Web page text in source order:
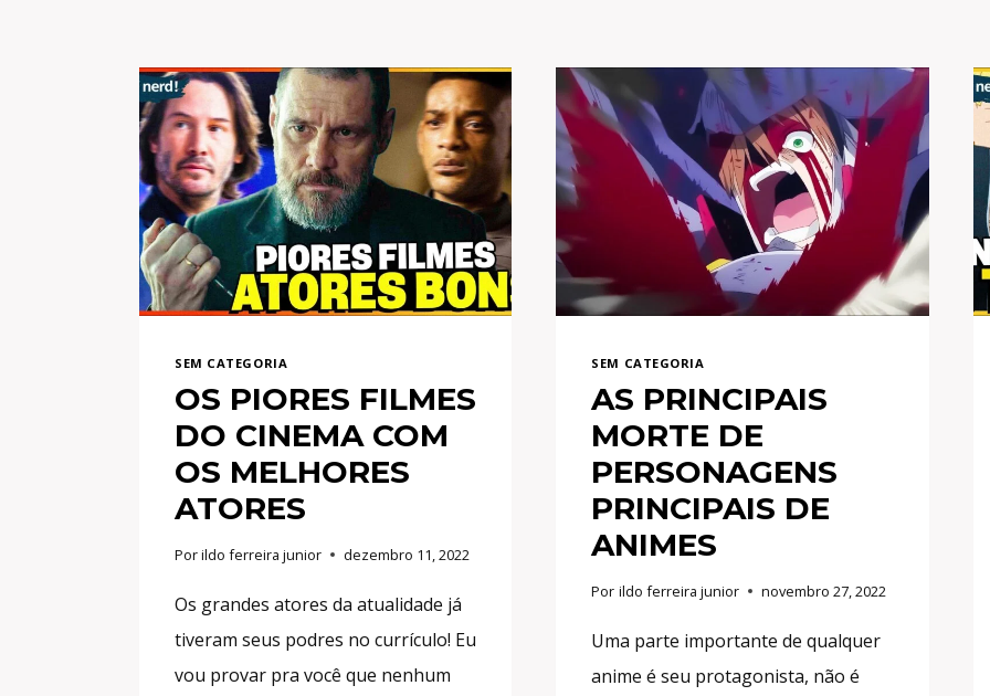
SEM CATEGORIA
OS PIORES FILMES
DO CINEMA COM
OS MELHORES
ATORES
Porildo ferreira junior dezembro 11, 2022
Os grandes atores da atualidade já
tiveram seus podres no currículo! Eu
vou provar pra você que nenhum
SEM CATEGORIA
AS PRINCIPAIS
MORTE DE
PERSONAGENS
PRINCIPAIS DE
ANIMES
Por ildo ferreira junior novembro 27, 2022
Uma parte importante de qualquer
anime é seu protagonista, não é